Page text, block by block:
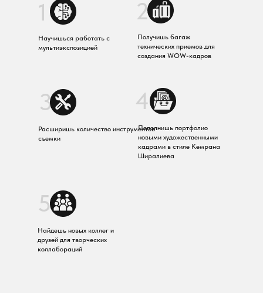
1 2
4
3
Научишься работать с
мультиэкспозицией
Получишь багаж
технических приемов для
создания WOW-кадров
Расширишь количество инструментов
съемки
Пополнишь портфолио
новыми художественными
кадрами в стиле Кемрана
Ширалиева
5
Найдешь новых коллег и
друзей для творческих
коллабораций